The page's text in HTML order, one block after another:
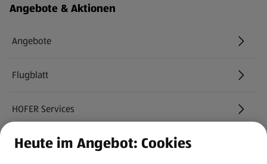
Angebote & Aktionen
Angebote
Flugblatt
HOFER Services
Newsletter
Heute im Angebot: Cookies